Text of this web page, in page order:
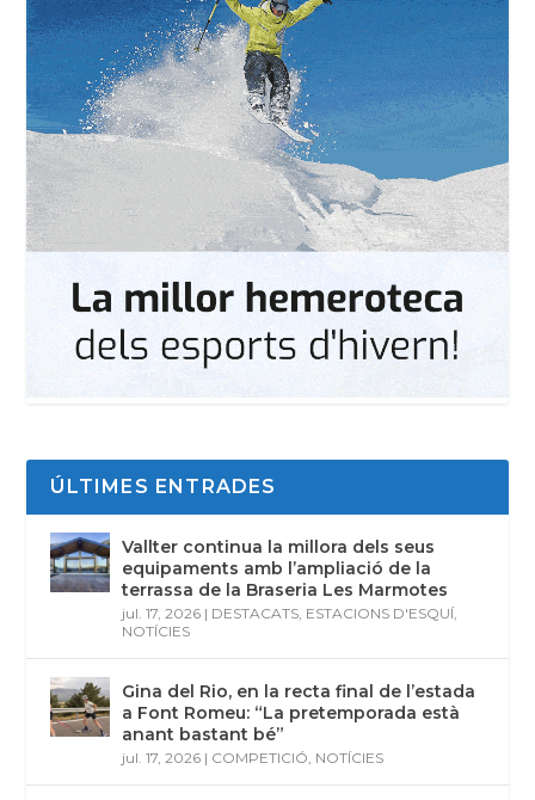
ÚLTIMES ENTRADES
Vallter continua la millora dels seus
equipaments amb l’ampliació de la
terrassa de la Braseria Les Marmotes
jul. 17, 2026 | DESTACATS ESTACIONS D'ESQUÍ
NOTÍCIES
Gina del Rio, en la recta final de l’estada
a Font Romeu: “La pretemporada està
anant bastant bé”
jul. 17, 2026 | COMPETICIÓ NOTÍCIES